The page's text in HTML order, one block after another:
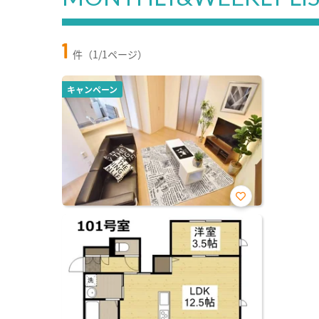
1 件（1/1ページ）
キャンペーン
お気
に入
り登
録